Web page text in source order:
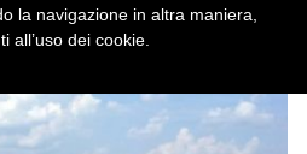
la navigazione in altra maniera,
all’uso dei cookie.